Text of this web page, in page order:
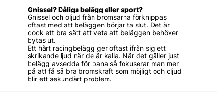
Gnissel? Dåliga belägg eller sport?
Gnissel och oljud från bromsarna förknippas
oftast med att beläggen börjar ta slut. Det är
dock ett bra sätt att veta att beläggen behöver
bytas ut.
Ett hårt racingbelägg ger oftast ifrån sig ett
skrikande ljud när de är kalla. När det gäller just
belägg avsedda för bana så fokuserar man mer
på att få så bra bromskraft som möjligt och oljud
blir ett sekundärt problem.